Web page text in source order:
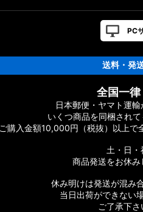
タムパーツ
PC
送料・発
全国一
日本郵便・ヤマト運輸
いくつ商品を同梱され
ご購入金額10,000円（税抜）以上で
土・日・
商品発送をお休み
休み明けは発送が混み
当日出荷ができない
ご了承下さ